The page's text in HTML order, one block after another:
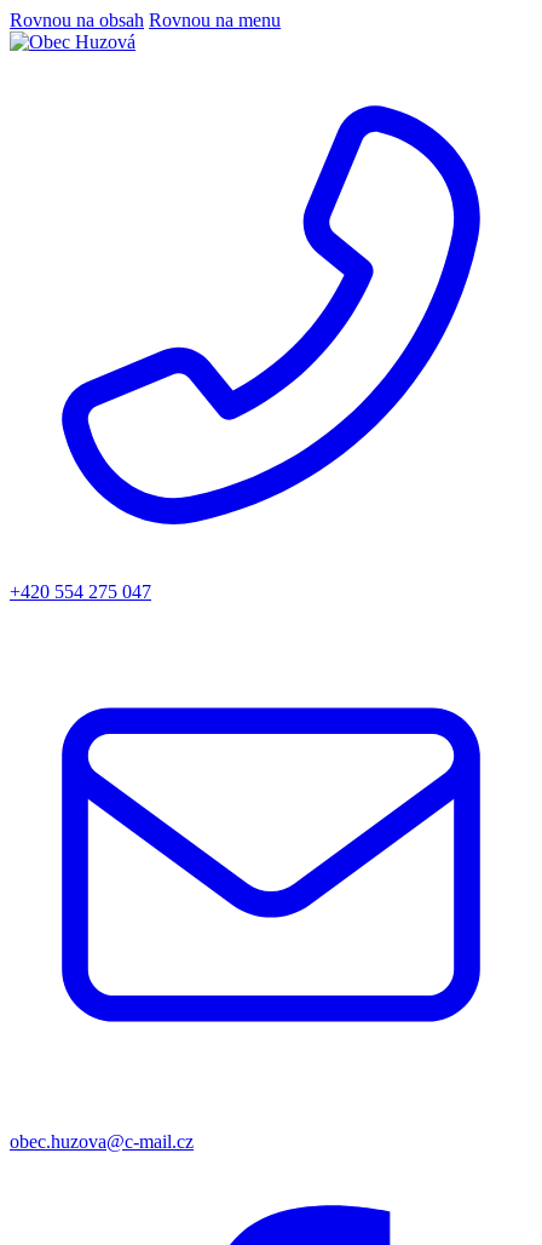
Rovnou na obsah Rovnou na menu
+420 554 275 047
obec.huzova@c-mail.cz